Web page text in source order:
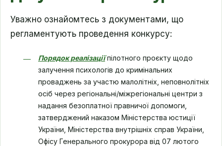
Уважно ознайомтесь з документами, що
регламентують проведення конкурсу:
Порядок реалізаціїпілотного проєкту щодо
залучення психологів до кримінальних
проваджень за участю малолітніх, неповнолітніх
осіб через регіональні/міжрегіональні центри з
надання безоплатної правничої допомоги,
затверджений наказом Міністерства юстиції
України, Міністерства внутрішніх справ України,
Офісу Генерального прокурора від 07 лютого